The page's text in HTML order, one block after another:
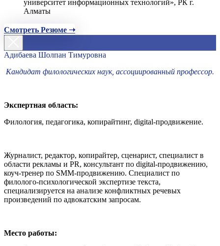
университет информационных технологий», РК г.
Алматы
Смотреть Резюме ➝
Адибаева Шолпан Тимуровна
Кандидат филологических наук, ассоциированный профессор.
Экспертная область:
Филология, педагогика, копирайтинг, digital-продвижение.
Журналист, редактор, копирайтер, сценарист, специалист в
области рекламы и PR, консультант по digital-продвижению,
коуч-тренер по SMM-продвижению. Специалист по
филолого-психологической экспертизе текста,
специализируется на анализе конфликтных речевых
произведений по адвокатским запросам.
Место работы: